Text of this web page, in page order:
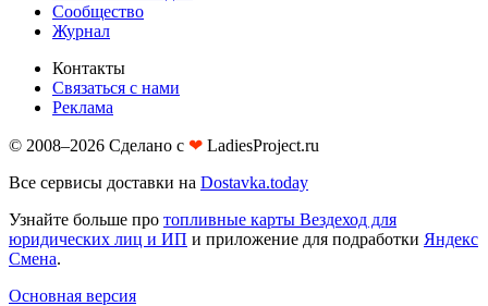
Сообщество
Журнал
Контакты
Связаться с нами
Реклама
© 2008–2026 Сделано с ❤︎ LadiesProject.ru
Все сервисы доставки на Dostavka.today
Узнайте больше про топливные карты Вездеход для
юридических лиц и ИП и приложение для подработки Яндекс
Смена.
Основная версия